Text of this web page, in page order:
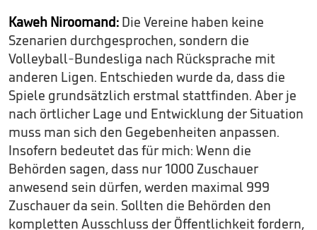
Kaweh Niroomand: Die Vereine haben keine
Szenarien durchgesprochen, sondern die
Volleyball-Bundesliga nach Rücksprache mit
anderen Ligen. Entschieden wurde da, dass die
Spiele grundsätzlich erstmal stattfinden. Aber je
nach örtlicher Lage und Entwicklung der Situation
muss man sich den Gegebenheiten anpassen.
Insofern bedeutet das für mich: Wenn die
Behörden sagen, dass nur 1000 Zuschauer
anwesend sein dürfen, werden maximal 999
Zuschauer da sein. Sollten die Behörden den
kompletten Ausschluss der Öffentlichkeit fordern,